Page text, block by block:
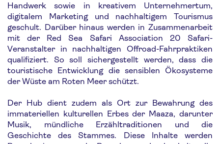
Handwerk sowie in kreativem Unternehmertum,
digitalem Marketing und nachhaltigem Tourismus
geschult. Darüber hinaus werden in Zusammenarbeit
mit der Red Sea Safari Association 20 Safari-
Veranstalter in nachhaltigen Offroad-Fahrpraktiken
qualifiziert. So soll sichergestellt werden, dass die
touristische Entwicklung die sensiblen Ökosysteme
der Wüste am Roten Meer schützt.
Der Hub dient zudem als Ort zur Bewahrung des
immateriellen kulturellen Erbes der Maaza, darunter
Musik, mündliche Erzähltraditionen und die
Geschichte des Stammes. Diese Inhalte werden